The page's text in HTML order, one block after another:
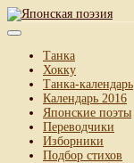
Танка
Хокку
Танка-календарь
Календарь 2016
Японские поэты
Переводчики
Изборники
Подбор стихов